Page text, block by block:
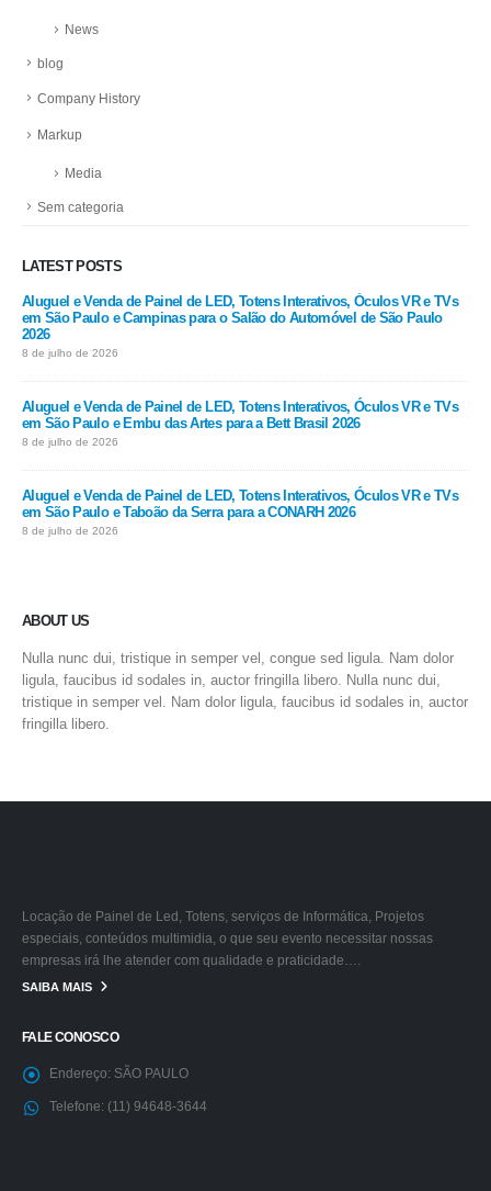
News
blog
Company History
Markup
Media
Sem categoria
LATEST POSTS
Aluguel e Venda de Painel de LED, Totens Interativos, Óculos VR e TVs
em São Paulo e Campinas para o Salão do Automóvel de São Paulo
2026
8 de julho de 2026
Aluguel e Venda de Painel de LED, Totens Interativos, Óculos VR e TVs
em São Paulo e Embu das Artes para a Bett Brasil 2026
8 de julho de 2026
Aluguel e Venda de Painel de LED, Totens Interativos, Óculos VR e TVs
em São Paulo e Taboão da Serra para a CONARH 2026
8 de julho de 2026
ABOUT US
Nulla nunc dui, tristique in semper vel, congue sed ligula. Nam dolor
ligula, faucibus id sodales in, auctor fringilla libero. Nulla nunc dui,
tristique in semper vel. Nam dolor ligula, faucibus id sodales in, auctor
fringilla libero.
Locação de Painel de Led, Totens, serviços de Informática, Projetos
especiais, conteúdos multimidia, o que seu evento necessitar nossas
empresas irá lhe atender com qualidade e praticidade….
SAIBA MAIS
FALE CONOSCO
Endereço: SÃO PAULO
Telefone: (11) 94648-3644